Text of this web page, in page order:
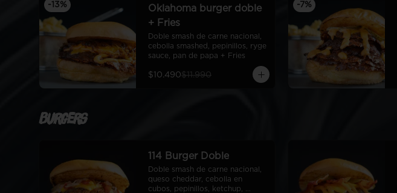
-13%
Oklahoma burger doble
+ Fries
Doble smash de carne nacional,
cebolla smashed, pepinillos, ryge
sauce, pan de papa + Fries
$10.490$11.990
-7%
Burgers
114 Burger Doble
Doble smash de carne nacional,
queso cheddar, cebolla en
cubos, pepinillos, ketchup,